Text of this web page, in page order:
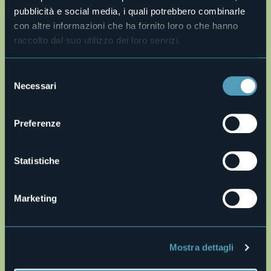
pubblicità e social media, i quali potrebbero combinarle
con altre informazioni che ha fornito loro o che hanno
raccolto dal suo utilizzo dei loro servizi.
delNecessari
Preferenze
Statistiche
Marketing
Mostra dettagli
Da vedere: il Santuario della Madonna del Sasso, la Chiesa
di San Filiberto di Pella.
Progetto e realizzazione: Fabio Valeggia
Live
Cielo limpido 29,5°
28076 - Pogno (NO)
it34.gpx